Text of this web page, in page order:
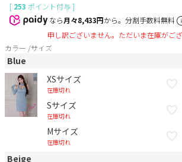
[ 253 ポイント付与 ]
なら月々8,433円から。分割手数料無料
申し訳ございません。ただいま在庫がござ
カラー サイズ
Blue
XSサイズ
在庫切れ
Sサイズ
在庫切れ
Mサイズ
在庫切れ
Beige